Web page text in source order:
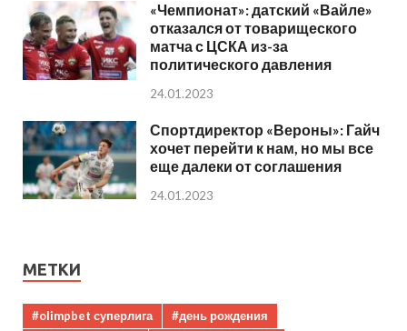
«Чемпионат»: датский «Вайле»
отказался от товарищеского
матча с ЦСКА из-за
политического давления
24.01.2023
Спортдиректор «Вероны»: Гайч
хочет перейти к нам, но мы все
еще далеки от соглашения
24.01.2023
МЕТКИ
#olimpbet суперлига
#день рождения